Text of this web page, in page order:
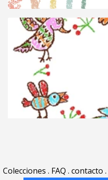
Colecciones . FAQ . contacto .